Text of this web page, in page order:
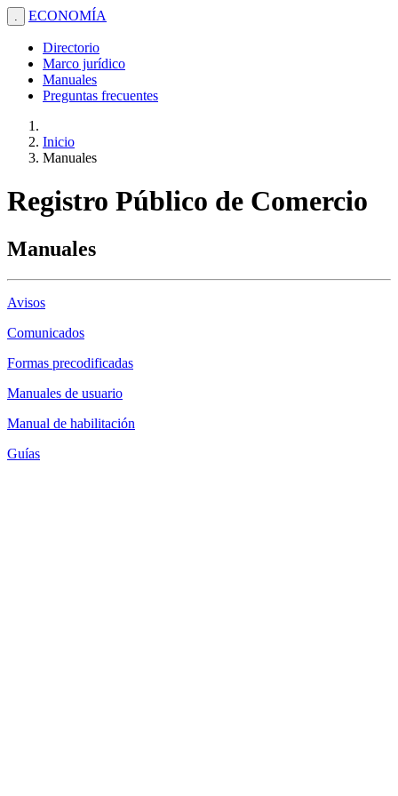
. ECONOMÍA
Directorio
Marco jurídico
Manuales
Preguntas frecuentes
Inicio
Manuales
Registro Público de Comercio
Manuales
Avisos
Comunicados
Formas precodificadas
Manuales de usuario
Manual de habilitación
Guías